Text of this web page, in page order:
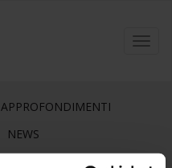
APPROFONDIMENTI
NEWS